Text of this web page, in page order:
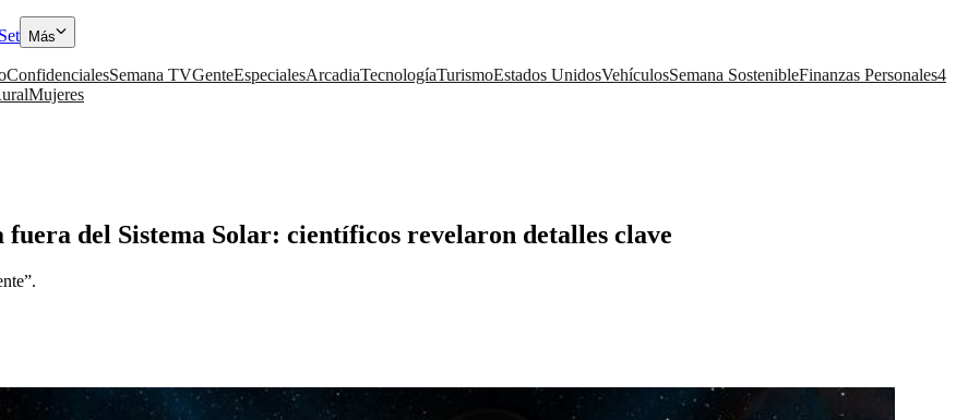
Más
ConfidencialesSemana TVGenteEspecialesArcadiaTecnologíaTurismoEstados UnidosVehículosSemana SostenibleFinanzas Personales4
Mujeres
del Sistema Solar: científicos revelaron detalles clave